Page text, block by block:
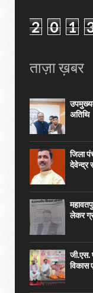
2 0 1
ताज़ा ख़बर
अतिथि
जिला
देवेन्द्र
लेकर
जी.एस.
विकास